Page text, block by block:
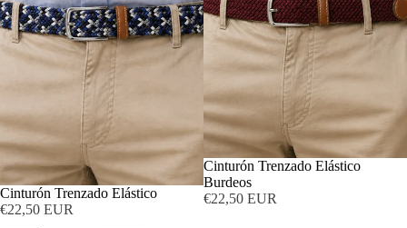
Cinturón Trenzado Elástico
€22,50 EUR
Cinturón Trenzado Elástico
Burdeos
€22,50 EUR